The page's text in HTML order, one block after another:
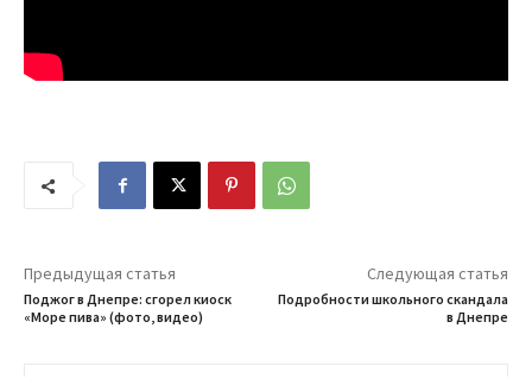
Предыдущая статья
Поджог в Днепре: сгорел киоск
«Море пива» (фото, видео)
Следующая статья
Подробности школьного скандала
в Днепре